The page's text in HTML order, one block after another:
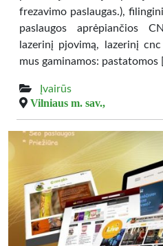
frezavimo paslaugas.),
paslaugos aprėpiančios
lazerinį pjovimą, lazerinį
mus gaminamos: pastatomos
Įvairūs
Vilniaus m. sav.,